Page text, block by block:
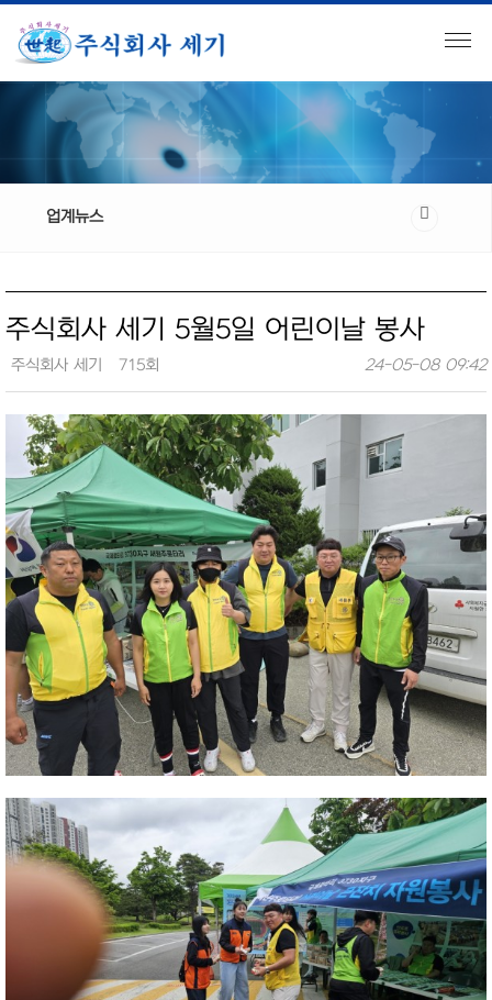
업계뉴스
주식회사 세기 5월5일 어린이날 봉사
주식회사 세기 715회 24-05-08 09:42